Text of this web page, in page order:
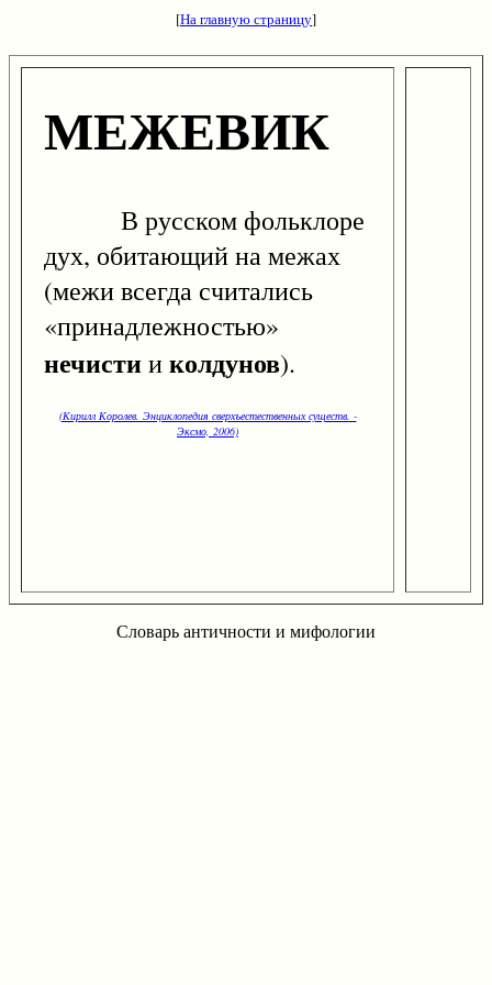
[На главную страницу]
МЕЖЕВИК
В русском фольклоре
дух, обитающий на межах
(межи всегда считались
«принадлежностью»
нечистииколдунов).
(Кирилл Королев. Энциклопедия сверхъестественных существ. -
Эксмо, 2006)
Словарь античности и мифологии